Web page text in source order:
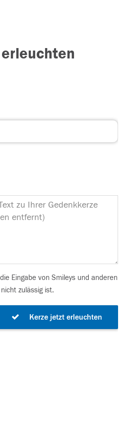
Eingabe von Smileys und anderen
zulässig ist.
Kerze jetzt erleuchten